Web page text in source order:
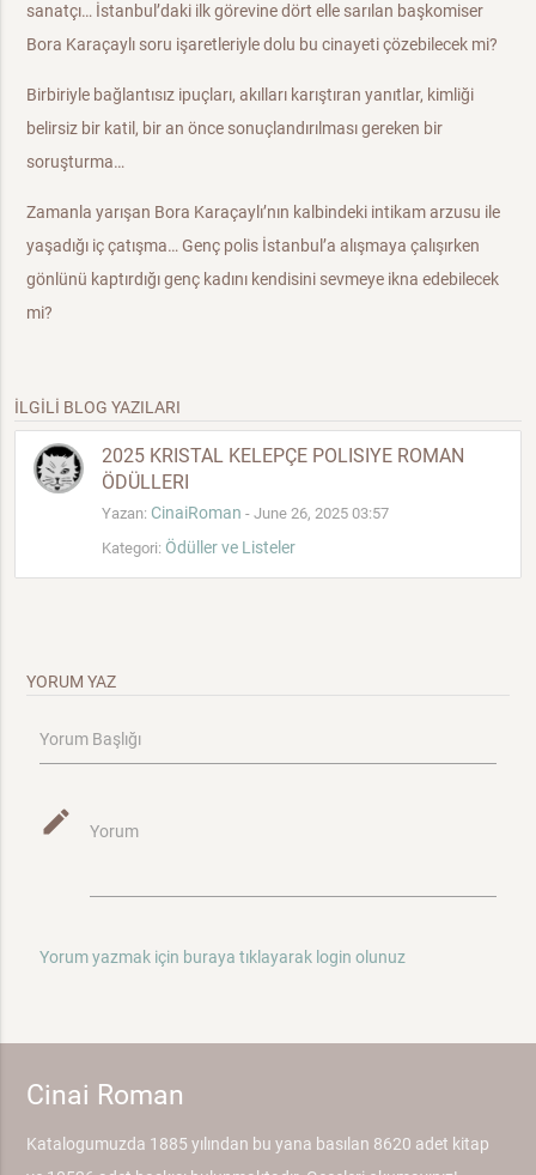
sanatçı… İstanbul’daki ilk görevine dört elle sarılan başkomiser
Bora Karaçaylı soru işaretleriyle dolu bu cinayeti çözebilecek mi?
Birbiriyle bağlantısız ipuçları, akılları karıştıran yanıtlar, kimliği
belirsiz bir katil, bir an önce sonuçlandırılması gereken bir
soruşturma…
Zamanla yarışan Bora Karaçaylı’nın kalbindeki intikam arzusu ile
yaşadığı iç çatışma… Genç polis İstanbul’a alışmaya çalışırken
gönlünü kaptırdığı genç kadını kendisini sevmeye ikna edebilecek
mi?
İLGİLİ BLOG YAZILARI
2025 KRISTAL KELEPÇE POLISIYE ROMAN
ÖDÜLLERI
Yazan: CinaiRoman - June 26, 2025 03:57
Kategori: Ödüller ve Listeler
YORUM YAZ
Yorum Başlığı
mode_edit Yorum
Yorum yazmak için buraya tıklayarak login olunuz
Cinai Roman
Katalogumuzda 1885 yılından bu yana basılan 8620 adet kitap